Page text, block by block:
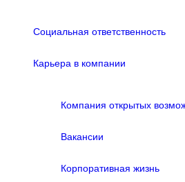
Социальная ответственность
Карьера в компании
Компания открытых
Вакансии
Корпоративная жизнь